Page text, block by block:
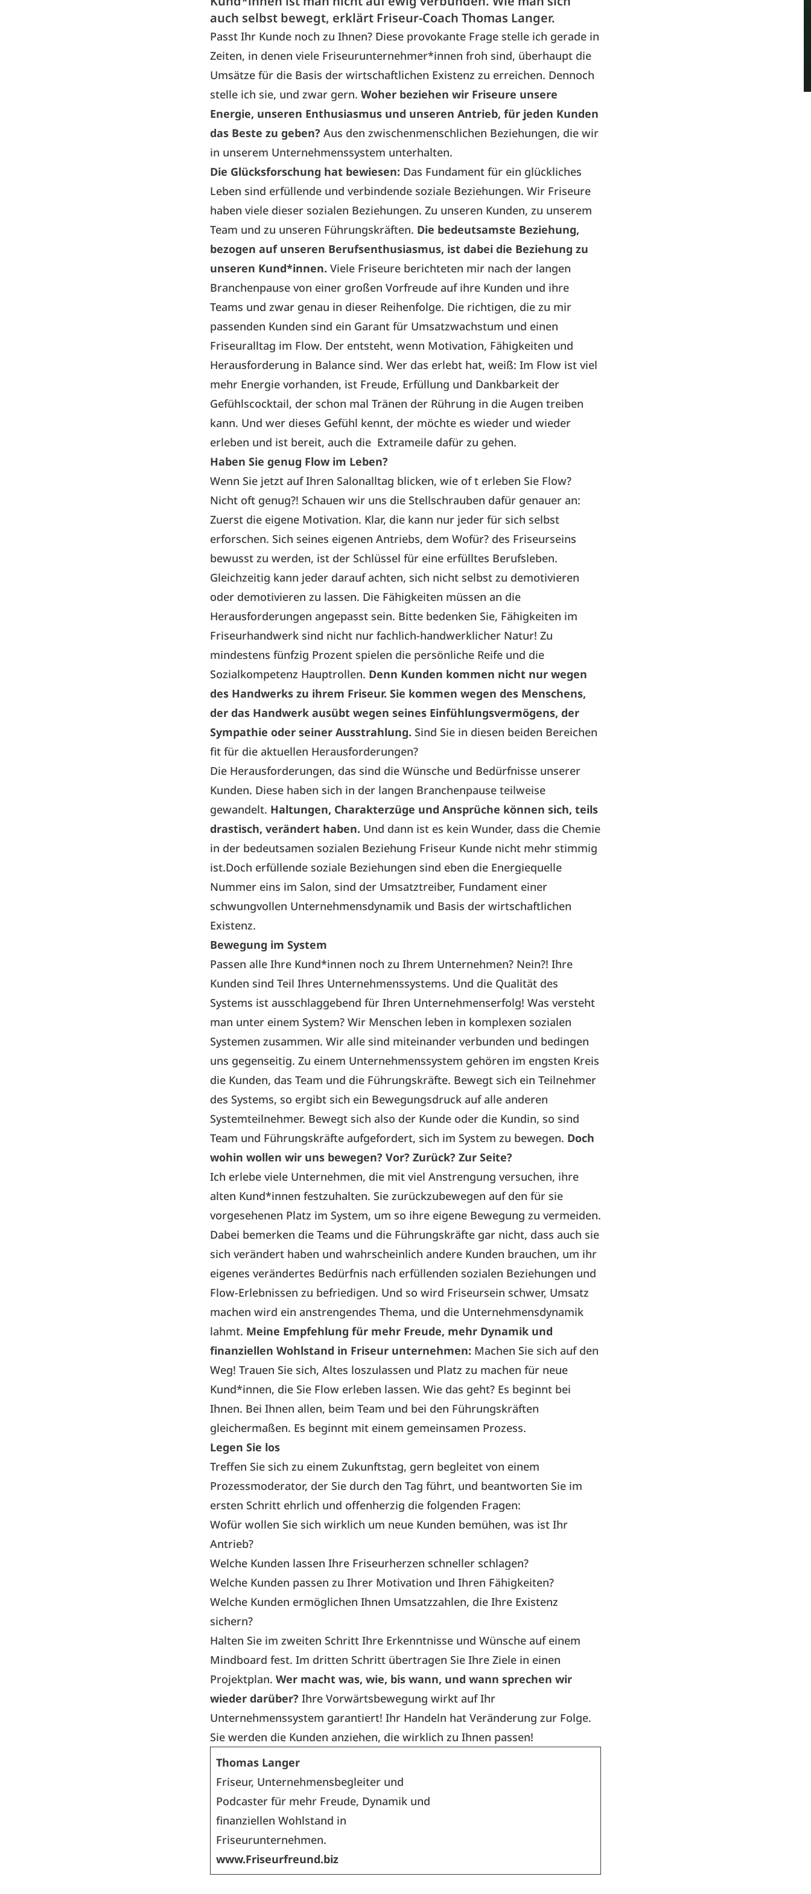
auch selbst bewegt, erklärt Friseur-Coach Thomas Langer.
Passt Ihr Kunde noch zu Ihnen? Diese provokante Frage stelle ich gerade in
Zeiten, in denen viele Friseurunternehmer*innen froh sind, überhaupt die
Umsätze für die Basis der wirtschaftlichen Existenz zu erreichen. Dennoch
stelle ich sie, und zwar gern. Woher beziehen wir Friseure unsere
Energie, unseren Enthusiasmus und unseren Antrieb, für jeden Kunden
das Beste zu geben? Aus den zwischenmenschlichen Beziehungen, die wir
in unserem Unternehmenssystem unterhalten.
Die Glücksforschung hat bewiesen: Das Fundament für ein glückliches
Leben sind erfüllende und verbindende soziale Beziehungen. Wir Friseure
haben viele dieser sozialen Beziehungen. Zu unseren Kunden, zu unserem
Team und zu unseren Führungskräften. Die bedeutsamste Beziehung,
bezogen auf unseren Berufsenthusiasmus, ist dabei die Beziehung zu
unseren Kund*innen. Viele Friseure berichteten mir nach der langen
Branchenpause von einer großen Vorfreude auf ihre Kunden und ihre
Teams und zwar genau in dieser Reihenfolge. Die richtigen, die zu mir
passenden Kunden sind ein Garant für Umsatzwachstum und einen
Friseuralltag im Flow. Der entsteht, wenn Motivation, Fähigkeiten und
Herausforderung in Balance sind. Wer das erlebt hat, weiß: Im Flow ist viel
mehr Energie vorhanden, ist Freude, Erfüllung und Dankbarkeit der
Gefühlscocktail, der schon mal Tränen der Rührung in die Augen treiben
kann. Und wer dieses Gefühl kennt, der möchte es wieder und wieder
erleben und ist bereit, auch die Extrameile dafür zu gehen.
Haben Sie genug Flow im Leben?
Wenn Sie jetzt auf Ihren Salonalltag blicken, wie of t erleben Sie Flow?
Nicht oft genug?! Schauen wir uns die Stellschrauben dafür genauer an:
Zuerst die eigene Motivation. Klar, die kann nur jeder für sich selbst
erforschen. Sich seines eigenen Antriebs, dem Wofür? des Friseurseins
bewusst zu werden, ist der Schlüssel für eine erfülltes Berufsleben.
Gleichzeitig kann jeder darauf achten, sich nicht selbst zu demotivieren
oder demotivieren zu lassen. Die Fähigkeiten müssen an die
Herausforderungen angepasst sein. Bitte bedenken Sie, Fähigkeiten im
Friseurhandwerk sind nicht nur fachlich-handwerklicher Natur! Zu
mindestens fünfzig Prozent spielen die persönliche Reife und die
Sozialkompetenz Hauptrollen. Denn Kunden kommen nicht nur wegen
des Handwerks zu ihrem Friseur. Sie kommen wegen des Menschens,
der das Handwerk ausübt wegen seines Einfühlungsvermögens, der
Sympathie oder seiner Ausstrahlung. Sind Sie in diesen beiden Bereichen
fit für die aktuellen Herausforderungen?
Die Herausforderungen, das sind die Wünsche und Bedürfnisse unserer
Kunden. Diese haben sich in der langen Branchenpause teilweise
gewandelt. Haltungen, Charakterzüge und Ansprüche können sich, teils
drastisch, verändert haben. Und dann ist es kein Wunder, dass die Chemie
in der bedeutsamen sozialen Beziehung Friseur Kunde nicht mehr stimmig
ist.Doch erfüllende soziale Beziehungen sind eben die Energiequelle
Nummer eins im Salon, sind der Umsatztreiber, Fundament einer
schwungvollen Unternehmensdynamik und Basis der wirtschaftlichen
Existenz.
Bewegung im System
Passen alle Ihre Kund*innen noch zu Ihrem Unternehmen? Nein?! Ihre
Kunden sind Teil Ihres Unternehmenssystems. Und die Qualität des
Systems ist ausschlaggebend für Ihren Unternehmenserfolg! Was versteht
man unter einem System? Wir Menschen leben in komplexen sozialen
Systemen zusammen. Wir alle sind miteinander verbunden und bedingen
uns gegenseitig. Zu einem Unternehmenssystem gehören im engsten Kreis
die Kunden, das Team und die Führungskräfte. Bewegt sich ein Teilnehmer
des Systems, so ergibt sich ein Bewegungsdruck auf alle anderen
Systemteilnehmer. Bewegt sich also der Kunde oder die Kundin, so sind
Team und Führungskräfte aufgefordert, sich im System zu bewegen. Doch
wohin wollen wir uns bewegen? Vor? Zurück? Zur Seite?
Ich erlebe viele Unternehmen, die mit viel Anstrengung versuchen, ihre
alten Kund*innen festzuhalten. Sie zurückzubewegen auf den für sie
vorgesehenen Platz im System, um so ihre eigene Bewegung zu vermeiden.
Dabei bemerken die Teams und die Führungskräfte gar nicht, dass auch sie
sich verändert haben und wahrscheinlich andere Kunden brauchen, um ihr
eigenes verändertes Bedürfnis nach erfüllenden sozialen Beziehungen und
Flow-Erlebnissen zu befriedigen. Und so wird Friseursein schwer, Umsatz
machen wird ein anstrengendes Thema, und die Unternehmensdynamik
lahmt. Meine Empfehlung für mehr Freude, mehr Dynamik und
finanziellen Wohlstand in Friseur unternehmen: Machen Sie sich auf den
Weg! Trauen Sie sich, Altes loszulassen und Platz zu machen für neue
Kund*innen, die Sie Flow erleben lassen. Wie das geht? Es beginnt bei
Ihnen. Bei Ihnen allen, beim Team und bei den Führungskräften
gleichermaßen. Es beginnt mit einem gemeinsamen Prozess.
Legen Sie los
Treffen Sie sich zu einem Zukunftstag, gern begleitet von einem
Prozessmoderator, der Sie durch den Tag führt, und beantworten Sie im
ersten Schritt ehrlich und offenherzig die folgenden Fragen:
Wofür wollen Sie sich wirklich um neue Kunden bemühen, was ist Ihr
Antrieb?
Welche Kunden lassen Ihre Friseurherzen schneller schlagen?
Welche Kunden passen zu Ihrer Motivation und Ihren Fähigkeiten?
Welche Kunden ermöglichen Ihnen Umsatzzahlen, die Ihre Existenz
sichern?
Halten Sie im zweiten Schritt Ihre Erkenntnisse und Wünsche auf einem
Mindboard fest. Im dritten Schritt übertragen Sie Ihre Ziele in einen
Projektplan. Wer macht was, wie, bis wann, und wann sprechen wir
wieder darüber? Ihre Vorwärtsbewegung wirkt auf Ihr
Unternehmenssystem garantiert! Ihr Handeln hat Veränderung zur Folge.
Sie werden die Kunden anziehen, die wirklich zu Ihnen passen!
Thomas Langer
Friseur, Unternehmensbegleiter und
Podcaster für mehr Freude, Dynamik und
finanziellen Wohlstand in
Friseurunternehmen.
www.Friseurfreund.biz